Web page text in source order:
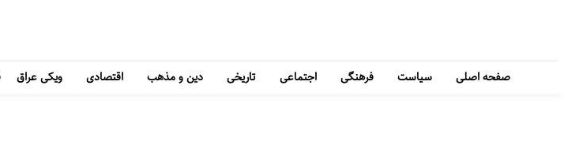
صفحه اصلی سیاست فرهنگی اجتماعی تاریخی دین و مذهب اقتصادی ویکی عراق